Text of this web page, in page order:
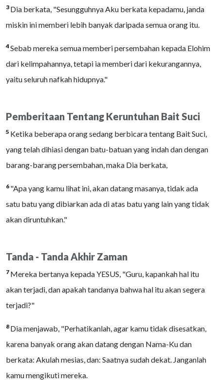
3 Dia berkata, "Sesungguhnya Aku berkata kepadamu, janda
miskin ini memberi lebih banyak daripada semua orang itu.
4Sebab mereka semua memberi persembahan kepada Elohim
dari kelimpahannya, tetapi ia memberi dari kekurangannya,
yaitu seluruh nafkah hidupnya."
Pemberitaan Tentang Keruntuhan Bait Suci
5 Ketika beberapa orang sedang berbicara tentang Bait Suci,
yang telah dihiasi dengan batu-batuan yang indah dan dengan
barang-barang persembahan, maka Dia berkata,
6 "Apa yang kamu lihat ini, akan datang masanya, tidak ada
satu batu yang dibiarkan ada di atas batu yang lain yang tidak
akan diruntuhkan."
Tanda - Tanda Akhir Zaman
7 Mereka bertanya kepada YESUS, "Guru, kapankah hal itu
akan terjadi, dan apakah tandanya bahwa hal itu akan segera
terjadi?"
8 Dia menjawab, "Perhatikanlah, agar kamu tidak disesatkan,
karena banyak orang akan datang dengan Nama-Ku dan
berkata: Akulah mesias, dan: Saatnya sudah dekat. Janganlah
kamu mengikuti mereka.